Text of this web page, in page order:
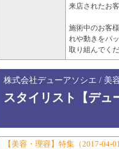
来店されたお
施術中のお客
れや動きをパ
取り組んでくだ
株式会社デューアソシエ / 美
スタイリスト【デュ
【美容・理容】特集（2017-04-